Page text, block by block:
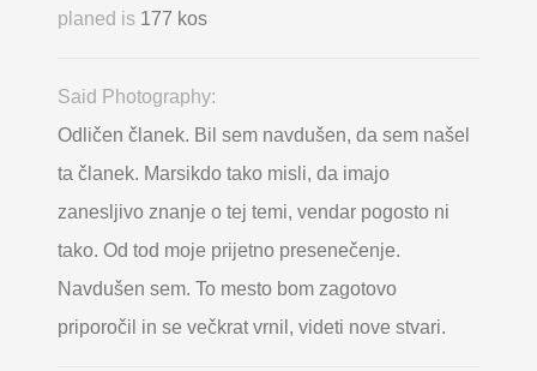
planed is 177 kos
Said Photography:
Odličen članek. Bil sem navdušen, da sem našel
ta članek. Marsikdo tako misli, da imajo
zanesljivo znanje o tej temi, vendar pogosto ni
tako. Od tod moje prijetno presenečenje.
Navdušen sem. To mesto bom zagotovo
priporočil in se večkrat vrnil, videti nove stvari.